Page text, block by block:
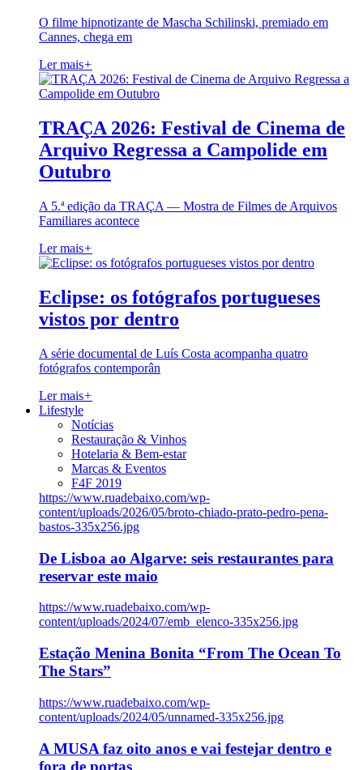
O filme hipnotizante de Mascha Schilinski, premiado em
Cannes, chega em
Ler mais+
TRAÇA 2026: Festival de Cinema de
Arquivo Regressa a Campolide em
Outubro
A 5.ª edição da TRAÇA — Mostra de Filmes de Arquivos
Familiares acontece
Ler mais+
Eclipse: os fotógrafos portugueses
vistos por dentro
A série documental de Luís Costa acompanha quatro
fotógrafos contemporân
Ler mais+
Lifestyle
Notícias
Restauração & Vinhos
Hotelaria & Bem-estar
Marcas & Eventos
F4F 2019
https://www.ruadebaixo.com/wp-
content/uploads/2026/05/broto-chiado-prato-pedro-pena-
bastos-335x256.jpg
De Lisboa ao Algarve: seis restaurantes para
reservar este maio
https://www.ruadebaixo.com/wp-
content/uploads/2024/07/emb_elenco-335x256.jpg
Estação Menina Bonita “From The Ocean To
The Stars”
https://www.ruadebaixo.com/wp-
content/uploads/2024/05/unnamed-335x256.jpg
A MUSA faz oito anos e vai festejar dentro e
fora de portas